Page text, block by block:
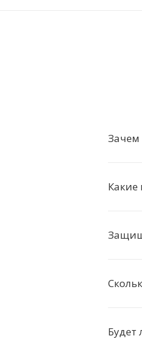
Зачем
Какие
Будет